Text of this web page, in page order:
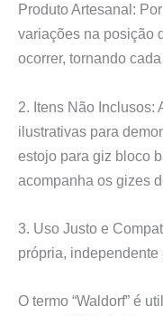
Produto Artesanal:
variações na posição
ocorrer, tornando
2. Itens Não Inclusos:
ilustrativas para
estojo para giz bloco
acompanha os gizes
3. Uso Justo e
própria, independente
O termo “Waldorf” é